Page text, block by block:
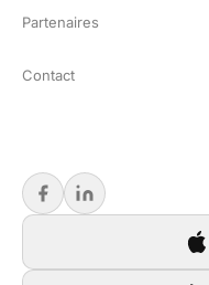
Partenaires
Contact